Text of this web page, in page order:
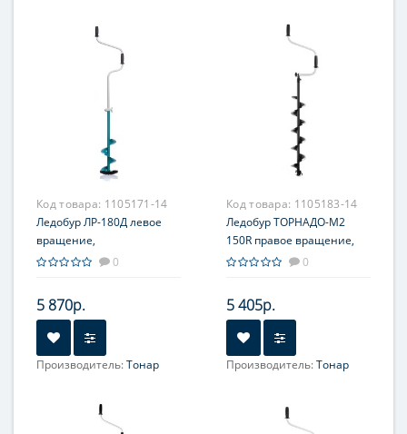
Код товара: 1105171-14
Ледобур ЛР-180Д левое
вращение,
цельнотянутый шнек (LK-
0
5 870р.
Производитель:Тонар
Код товара: 1105183-14
Ледобур ТОРНАДО-М2
150R правое вращение,
без чехла (LT-150R-1)
0
5 405р.
Производитель:Тонар